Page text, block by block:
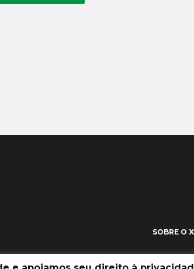
SOBRE O